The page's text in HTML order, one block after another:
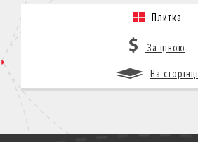
Плитка
За ціною
На сторінці